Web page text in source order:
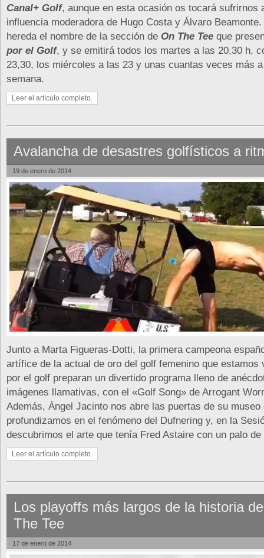
Canal+ Golf, aunque en esta ocasión os tocará sufrirnos
influencia moderadora de Hugo Costa y Álvaro
hereda el nombre de la sección de On The Tee que
por el Golf, y se emitirá todos los martes a las 20,30 h,
23,30, los miércoles a las 23 y unas cuantas veces más
semana.
Leer el artículo completo.
Avalancha de desastres golfísticos a
19 de enero de 2014
Junto a Marta Figueras-Dotti, la primera campeona
artífice de la actual de oro del golf femenino que estamos
por el golf preparan un divertido programa lleno de
imágenes llamativas, con el «Golf Song» de Arrogant
Además, Ángel Jacinto nos abre las puertas de su museo
profundizamos en el fenómeno del Dufnering y, en la
descubrimos el arte que tenía Fred Astaire con un palo de
Leer el artículo completo.
Los playoffs más largos de la historia
The Tee
17 de enero de 2014